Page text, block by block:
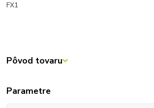
FX1
Pôvod tovaru
Parametre